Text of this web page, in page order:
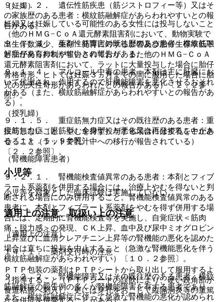
（妊婦）
妊婦又は妊娠している可能性のある女性には投与しないこと
（他のＨＭＧ−ＣｏＡ還元酵素阻害剤において、動物実験で
出生仔数減少、生存・発育に対する影響及び胎仔生存率低下
と胎仔発育抑制が報告されており、また他のＨＭＧ−ＣｏＡ
還元酵素阻害剤において、ラットに大量投与した場合に胎仔
骨格奇形、ヒトでは妊娠３ヵ月までの間に服用した場合に胎
児の先天性奇形があらわれたとの報告がある）〔２．２参
照〕。
（授乳婦）
投与しないこと、やむを得ず投与する場合には授乳を中止さ
せること（ラットで乳汁中への移行が報告されている）
〔２．２参照〕。
小児等
小児等を対象とした臨床試験は実施していない。
適用上の注意、取扱い上の注意
（適用上の注意）
１４．１． 薬剤交付時の注意
ＰＴＰ包装の薬剤はＰＴＰシートから取り出して服用するよ
う指導すること（ＰＴＰシートの誤飲により、硬い鋭角部が
食道粘膜へ刺入し、更には穿孔をおこして縦隔洞炎等の重篤
な合併症を併発することがある）。
９．１．２． 遺伝性筋疾患（筋ジストロフィー等）又はそ
の家族歴のある患者：横紋筋融解症があらわれやすいとの報
告がある。
９．１．３． 薬剤性筋障害の既往歴のある患者：横紋筋融
解症があらわれやすいとの報告がある。
９．１．４． アルコール中毒の患者：本剤は主に肝臓にお
いて代謝され、作用するので肝機能障害を悪化させるおそれ
がある（また、横紋筋融解症があらわれやすいとの報告があ
る）。
９．１．５． 重症筋無力症又はその既往歴のある患者：重
症筋無力症（眼筋型、全身型）が悪化又は再発することがあ
る〔１１．１．９参照〕。
（腎機能障害患者）
９．２．１． 腎機能検査値異常のある患者：本剤とフィブ
ラート系薬剤を併用する場合には、治療上やむを得ないと判
断される場合にのみ併用すること。腎機能検査値異常のある
患者に、本剤とフィブラート系薬剤をやむを得ず併用する場
合には、定期的に腎機能検査等を実施し、自覚症状＜筋肉
痛・脱力感＞の発現、ＣＫ上昇、血中及び尿中ミオグロビン
上昇並びに血清クレアチニン上昇等の腎機能の悪化を認めた
場合は直ちに投与を中止すること（急激な腎機能悪化を伴う
横紋筋融解症があらわれやすい）〔１０．２参照〕。
９．２．２． 腎機能障害又はその既往歴のある患者：横紋
筋融解症の報告例の多くが腎機能障害を有する患者であり、
また、横紋筋融解症に伴って急激な腎機能の悪化が認められ